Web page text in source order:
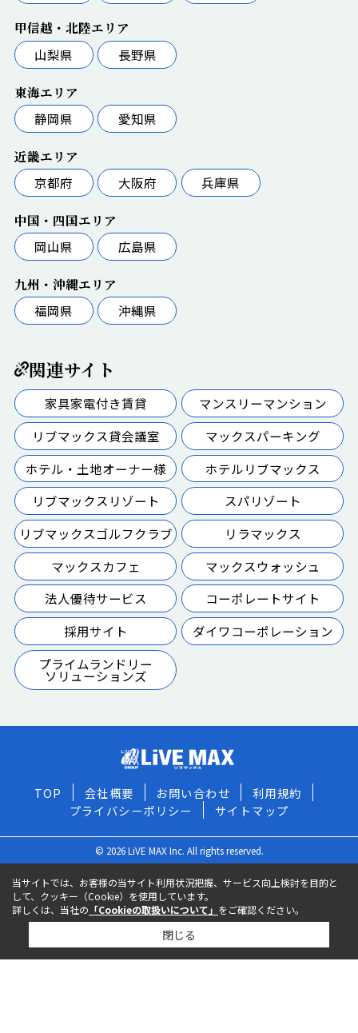
甲信越・北陸エリア
山梨県
長野県
東海エリア
静岡県
愛知県
近畿エリア
京都府
大阪府 兵庫県
中国・四国エリア
岡山県
広島県
九州・沖縄エリア
福岡県
沖縄県
関連サイト
家具家電付き賃貸
マンスリーマンション
リブマックス貸会議室
マックスパーキング
ホテル・土地オーナー様
ホテルリブマックス
リブマックスリゾート
スパリゾート
リブマックスゴルフクラブ
リラマックス
マックスカフェ
マックスウォッシュ
法人優待サービス
コーポレートサイト
採用サイト
ダイワコーポレーション
プライムランドリー
ソリューションズ
TOP 会社概要 お問い合わせ
利用規約
プライバシーポリシー
サイトマップ
© 2026 LiVE MAX Inc. All rights reserved.
当サイトでは、お客様の当サイト利用状況把握、サービス向上検討を目的と
して、クッキー（Cookie）を使用しています。
詳しくは、当社の 「Cookieの取扱いについて」 をご確認ください。
閉じる